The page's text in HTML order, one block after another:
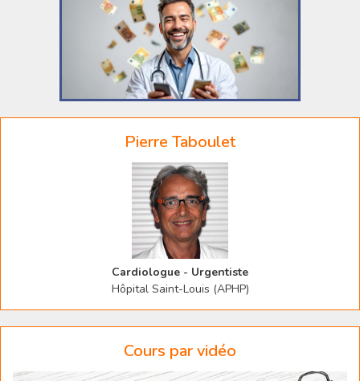
Pierre Taboulet
Cardiologue - Urgentiste
Hôpital Saint-Louis (APHP)
Cours par vidéo